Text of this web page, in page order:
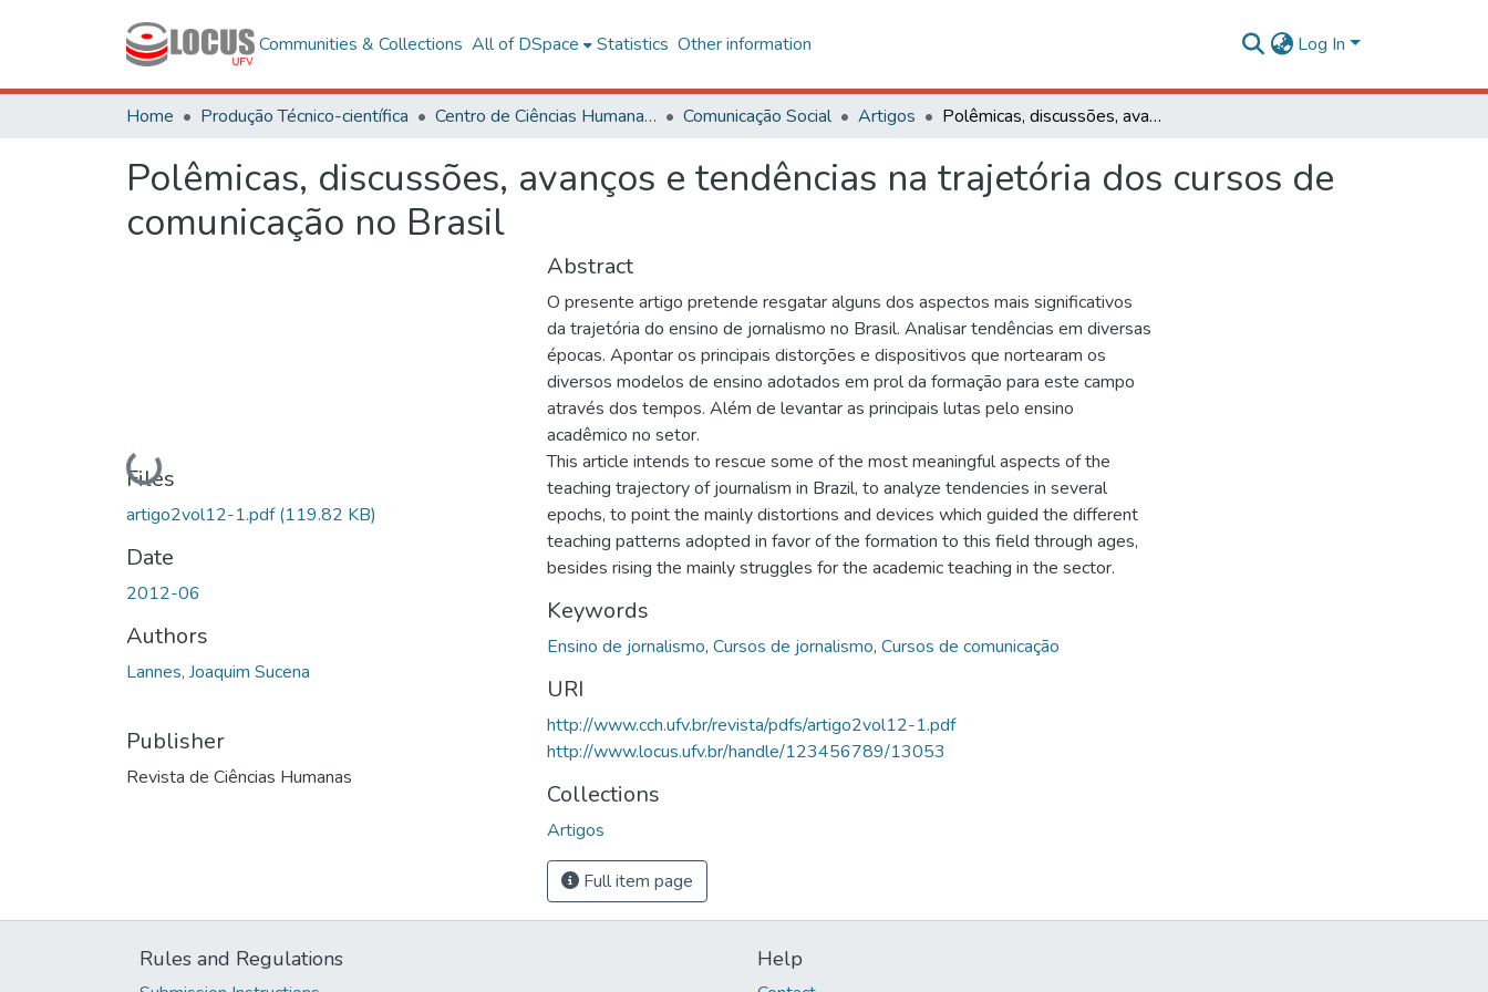
Communities & Collections All of DSpace Statistics Other information Log In
Home Produção Técnico-científica Centro de Ciências Humanas, Letras e Artes Comunicação Social Artigos Polêmicas, discussões, avanços e tendências na trajetória dos cursos de comunicação no Brasil
Polêmicas, discussões, avanços e tendências na trajetória dos cursos de
comunicação no Brasil
Loading...
Files
artigo2vol12-1.pdf(119.82 KB)
Date
2012-06
Authors
Lannes, Joaquim Sucena
Publisher
Revista de Ciências Humanas
Abstract
O presente artigo pretende resgatar alguns dos aspectos mais significativos
da trajetória do ensino de jornalismo no Brasil. Analisar tendências em diversas
épocas. Apontar os principais distorções e dispositivos que nortearam os
diversos modelos de ensino adotados em prol da formação para este campo
através dos tempos. Além de levantar as principais lutas pelo ensino
acadêmico no setor.
This article intends to rescue some of the most meaningful aspects of the
teaching trajectory of journalism in Brazil, to analyze tendencies in several
epochs, to point the mainly distortions and devices which guided the different
teaching patterns adopted in favor of the formation to this field through ages,
besides rising the mainly struggles for the academic teaching in the sector.
Keywords
Ensino de jornalismo, Cursos de jornalismo, Cursos de comunicação
URI
http://www.cch.ufv.br/revista/pdfs/artigo2vol12-1.pdf
http://www.locus.ufv.br/handle/123456789/13053
Collections
Artigos
Full item page
Rules and Regulations Help